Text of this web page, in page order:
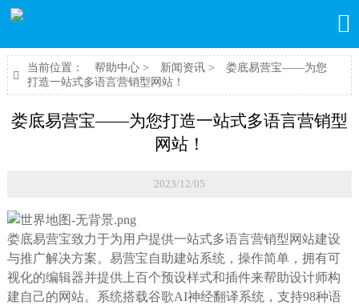


当前位置： 帮助中心> 新闻资讯>
娄底易营宝——为您
打造一站式多语言营销型网站！
娄底易营宝——为您打造一站式多语言营销型
网站！
2023/12/05
娄底易营宝致力于为用户提供一站式多语言营销型网站建设
与推广解决方案。易营宝自助建站系统，操作简单，拥有可
视化的编辑器并提供上百个预设样式和插件来帮助设计师构
建自己的网站。系统搭载谷歌AI神经翻译系统，支持98种语